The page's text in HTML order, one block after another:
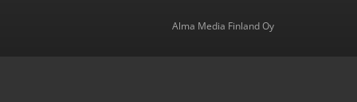
Alma Media Finland Oy